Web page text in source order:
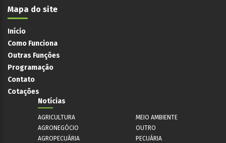
Mapa do site
Início
Como Funciona
Outras Funções
Programação
Contato
Cotações
Notícias
AGRICULTURA
AGRONEGÓCIO
AGROPECUÁRIA
MEIO AMBIENTE
OUTRO
PECUÁRIA